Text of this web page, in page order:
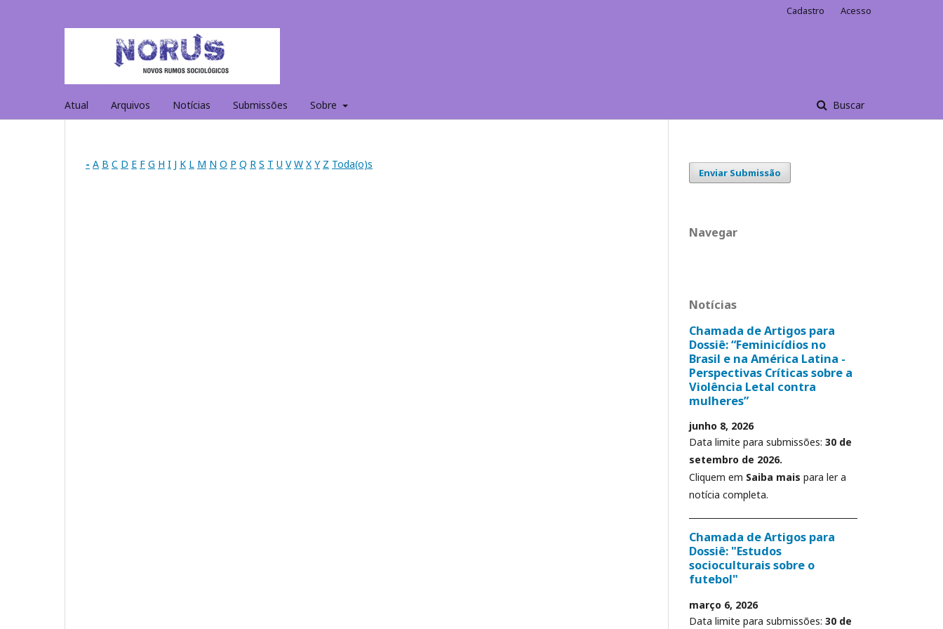
Atual Arquivos Notícias Submissões Sobre Buscar
Cadastro Acesso
- A B C D E F G H I J K L M N O P Q R S T U V W X Y Z Toda(o)s
Enviar Submissão
Navegar
Notícias
Chamada de Artigos para
Dossiê: “Feminicídios no
Brasil e na América Latina -
Perspectivas Críticas sobre a
Violência Letal contra
mulheres”
junho 8, 2026
Data limite para submissões: 30 de
setembro de 2026.
Cliquem em Saiba mais para ler a
notícia completa.
Chamada de Artigos para
Dossiê: "Estudos
socioculturais sobre o
futebol"
março 6, 2026
Data limite para submissões: 30 de